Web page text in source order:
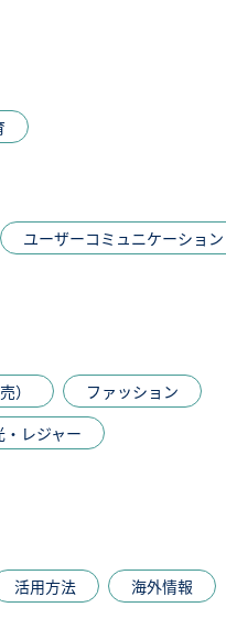
ユーザーコミュニケーション
）
ファッション
・レジャー
活用方法 海外情報